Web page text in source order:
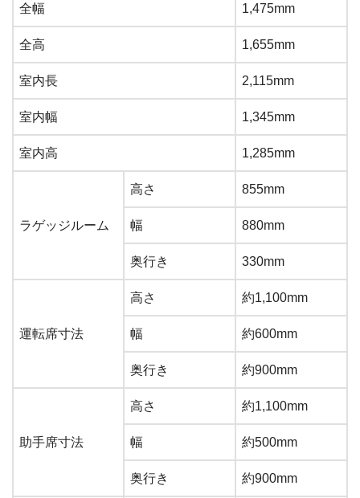
全幅 1,475mm
全高 1,655mm
室内長 2,115mm
室内幅 1,345mm
室内高 1,285mm
ラゲッジルーム
高さ 855mm
幅 880mm
奥行き 330mm
運転席寸法
高さ 約1,100mm
幅 約600mm
奥行き 約900mm
助手席寸法
高さ 約1,100mm
幅 約500mm
奥行き 約900mm